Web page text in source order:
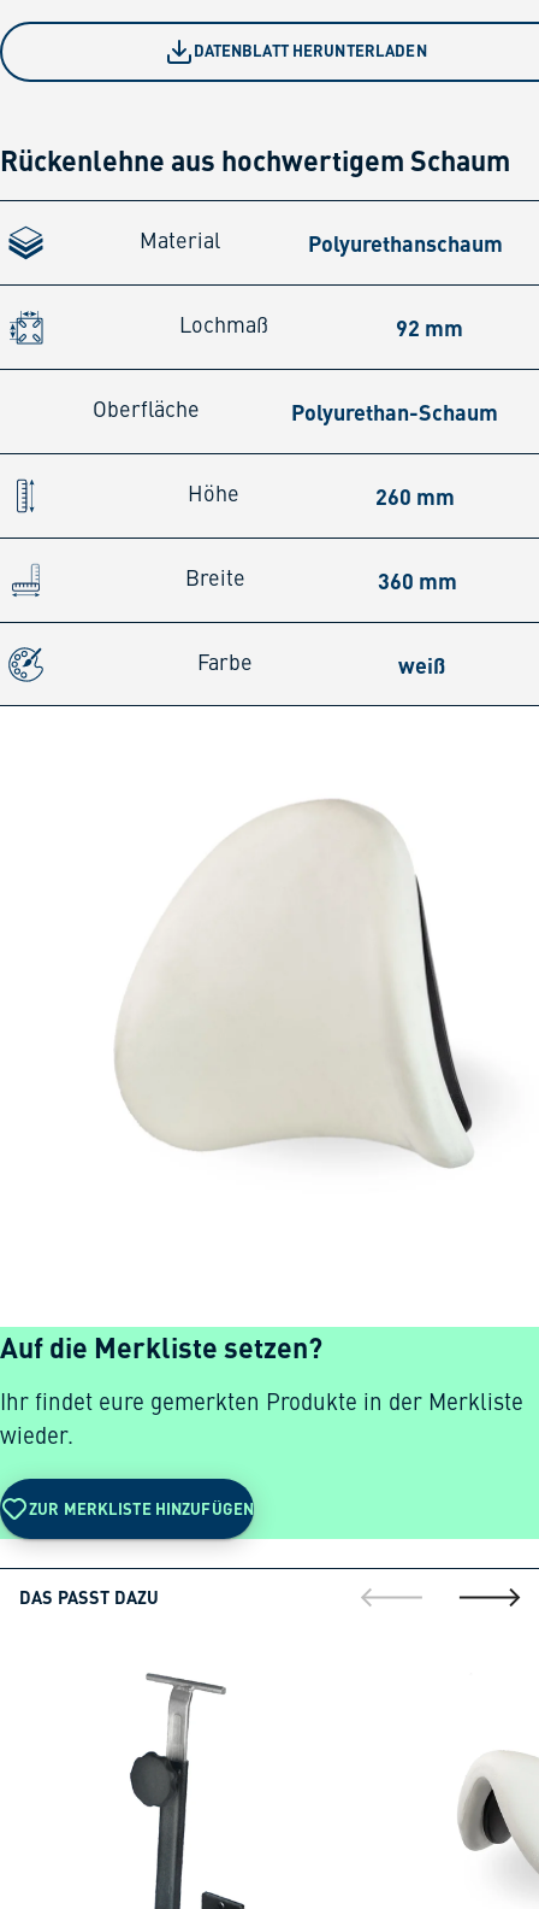
DATENBLATT HERUNTERLADEN
Rückenlehne aus hochwertigem Schaum
Material Polyurethanschaum
Lochmaß 92 mm
Oberfläche Polyurethan-Schaum
Höhe 260 mm
Breite 360 mm
Farbe weiß
Auf die Merkliste setzen?
Ihr findet eure gemerkten Produkte in der Merkliste
wieder.
ZUR MERKLISTE HINZUFÜGEN
DAS PASST DAZU
gehe zur gehe